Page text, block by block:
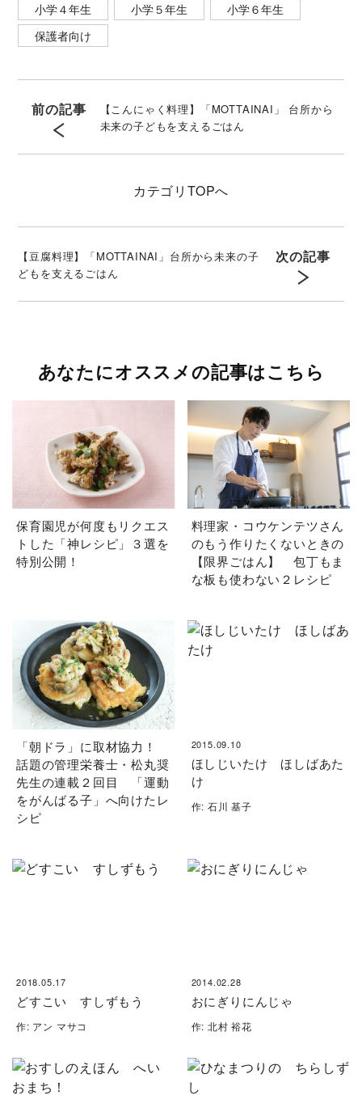
小学４年生
小学５年生
小学６年生
保護者向け
前の記事
【こんにゃく料理】「MOTTAINAI」 台所から
未来の子どもを支えるごはん
カテゴリ TOPへ
【豆腐料理】「MOTTAINAI」台所から未来の子
どもを支えるごはん
次の記事
あなたにオススメの記事はこちら
保育園児が何度もリクエス
トした「神レシピ」３選を
特別公開！
料理家・コウケンテツさん
のもう作りたくないときの
【限界ごはん】 包丁もま
な板も使わない２レシピ
「朝ドラ」に取材協力！
話題の管理栄養士・松丸奨
先生の連載２回目 「運動
をがんばる子」へ向けたレ
シピ
2015.09.10
ほしじいたけ ほしばあた
け
作: 石川 基子
2018.05.17
どすこい すしずもう
作: アン マサコ
2014.02.28
おにぎりにんじゃ
作: 北村 裕花